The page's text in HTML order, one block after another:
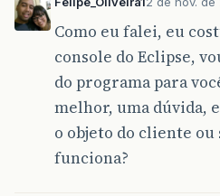
Como eu falei, eu
console do Eclipse,
do programa para
melhor, uma dúvida,
o objeto do cliente
funciona?